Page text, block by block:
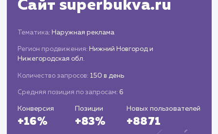
вашего проекта
Наши работы по
социальному